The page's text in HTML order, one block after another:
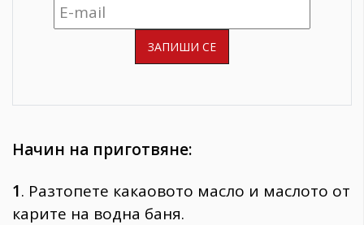
Начин на приготвяне:
1. Разтопете какаовото масло и маслото от
карите на водна баня.